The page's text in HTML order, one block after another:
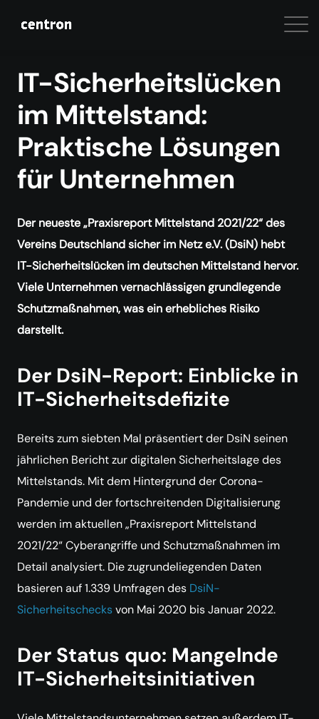
IT-Sicherheitslücken
im Mittelstand:
Praktische Lösungen
für Unternehmen
Der neueste „Praxisreport Mittelstand 2021/22“ des
Vereins Deutschland sicher im Netz e.V. (DsiN) hebt
IT-Sicherheitslücken im deutschen Mittelstand hervor.
Viele Unternehmen vernachlässigen grundlegende
Schutzmaßnahmen, was ein erhebliches Risiko
darstellt.
Der DsiN-Report: Einblicke in
IT-Sicherheitsdefizite
Bereits zum siebten Mal präsentiert der DsiN seinen
jährlichen Bericht zur digitalen Sicherheitslage des
Mittelstands. Mit dem Hintergrund der Corona-
Pandemie und der fortschreitenden Digitalisierung
werden im aktuellen „Praxisreport Mittelstand
2021/22“ Cyberangriffe und Schutzmaßnahmen im
Detail analysiert. Die zugrundeliegenden Daten
basieren auf 1.339 Umfragen des DsiN-
Sicherheitschecksvon Mai 2020 bis Januar 2022.
Der Status quo: Mangelnde
IT-Sicherheitsinitiativen